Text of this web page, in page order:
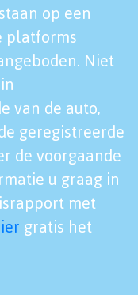
op een
platforms
Niet
van de auto,
geregistreerde
de voorgaande
u graag in
met
gratis het